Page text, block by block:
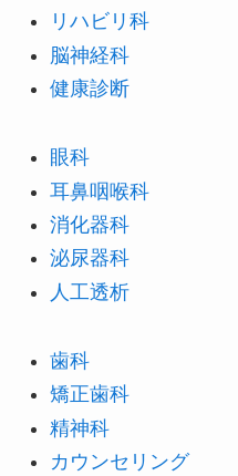
リハビリ科
脳神経科
健康診断
眼科
耳鼻咽喉科
消化器科
泌尿器科
人工透析
歯科
矯正歯科
精神科
カウンセリング